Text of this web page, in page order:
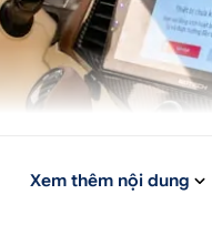
Xem thêm nội dung